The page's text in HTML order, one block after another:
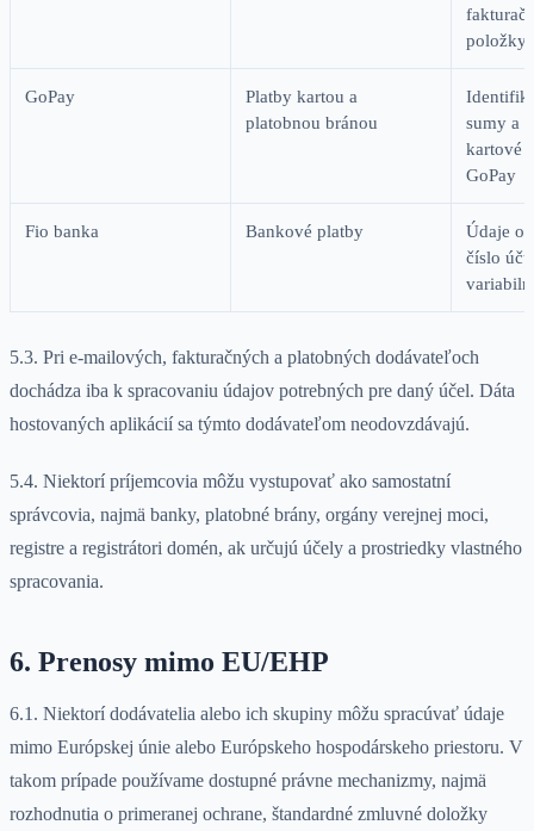
položky
GoPay
Platby kartou a
platobnou bránou
sumy a
kartové
GoPay
Fio banka Bankové platby
Údaje o
číslo
5.3. Pri e-mailových, fakturačných a platobných dodávateľoch
dochádza iba k spracovaniu údajov potrebných pre daný účel. Dáta
hostovaných aplikácií sa týmto dodávateľom neodovzdávajú.
5.4. Niektorí príjemcovia môžu vystupovať ako samostatní
správcovia, najmä banky, platobné brány, orgány verejnej moci,
registre a registrátori domén, ak určujú účely a prostriedky vlastného
spracovania.
6. Prenosy mimo EU/EHP
6.1. Niektorí dodávatelia alebo ich skupiny môžu spracúvať údaje
mimo Európskej únie alebo Európskeho hospodárskeho priestoru. V
takom prípade používame dostupné právne mechanizmy, najmä
rozhodnutia o primeranej ochrane, štandardné zmluvné doložky